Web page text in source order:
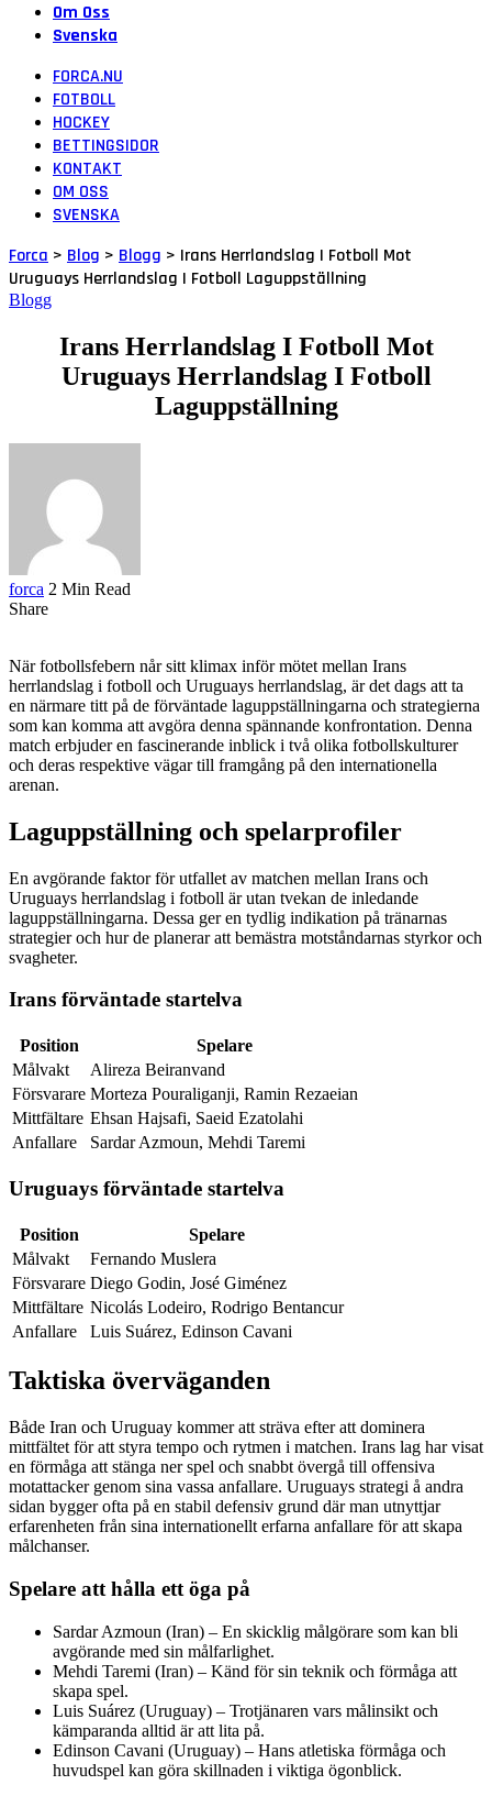
Om Oss
Svenska
FORCA.NU
FOTBOLL
HOCKEY
BETTINGSIDOR
KONTAKT
OM OSS
SVENSKA
Forca > Blog > Blogg > Irans Herrlandslag I Fotboll Mot
Uruguays Herrlandslag I Fotboll Laguppställning
Blogg
Irans Herrlandslag I Fotboll Mot
Uruguays Herrlandslag I Fotboll
Laguppställning
forca 2 Min Read
Share
När fotbollsfebern når sitt klimax inför mötet mellan Irans
herrlandslag i fotboll och Uruguays herrlandslag, är det dags att ta
en närmare titt på de förväntade laguppställningarna och strategierna
som kan komma att avgöra denna spännande konfrontation. Denna
match erbjuder en fascinerande inblick i två olika fotbollskulturer
och deras respektive vägar till framgång på den internationella
arenan.
Laguppställning och spelarprofiler
En avgörande faktor för utfallet av matchen mellan Irans och
Uruguays herrlandslag i fotboll är utan tvekan de inledande
laguppställningarna. Dessa ger en tydlig indikation på tränarnas
strategier och hur de planerar att bemästra motståndarnas styrkor och
svagheter.
Irans förväntade startelva
Position
Spelare
Målvakt
Alireza Beiranvand
Försvarare Morteza Pouraliganji, Ramin Rezaeian
Mittfältare Ehsan Hajsafi, Saeid Ezatolahi
Anfallare
Sardar Azmoun, Mehdi Taremi
Uruguays förväntade startelva
Position
Spelare
Målvakt
Fernando Muslera
Försvarare Diego Godin, José Giménez
Mittfältare Nicolás Lodeiro, Rodrigo Bentancur
Anfallare
Luis Suárez, Edinson Cavani
Taktiska överväganden
Både Iran och Uruguay kommer att sträva efter att dominera
mittfältet för att styra tempo och rytmen i matchen. Irans lag har visat
en förmåga att stänga ner spel och snabbt övergå till offensiva
motattacker genom sina vassa anfallare. Uruguays strategi å andra
sidan bygger ofta på en stabil defensiv grund där man utnyttjar
erfarenheten från sina internationellt erfarna anfallare för att skapa
målchanser.
Spelare att hålla ett öga på
Sardar Azmoun (Iran) – En skicklig målgörare som kan bli
avgörande med sin målfarlighet.
Mehdi Taremi (Iran) – Känd för sin teknik och förmåga att
skapa spel.
Luis Suárez (Uruguay) – Trotjänaren vars målinsikt och
kämparanda alltid är att lita på.
Edinson Cavani (Uruguay) – Hans atletiska förmåga och
huvudspel kan göra skillnaden i viktiga ögonblick.